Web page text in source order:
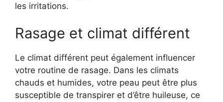
les irritations.
Rasage et climat différent
Le climat différent peut également influencer
votre routine de rasage. Dans les climats
chauds et humides, votre peau peut être plus
susceptible de transpirer et d’être huileuse, ce